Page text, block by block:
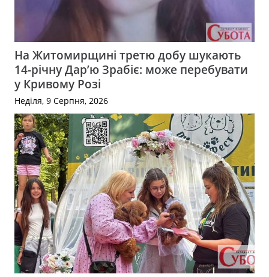
На Житомирщині третю добу шукають
14-річну Дар’ю Зрабіє: може перебувати
у Кривому Розі
Неділя, 9 Серпня, 2026